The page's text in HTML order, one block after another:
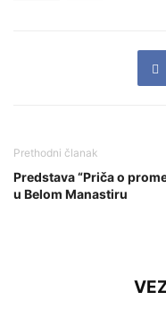
Prethodni članak
Predstava “Priča o
u Belom Manastiru